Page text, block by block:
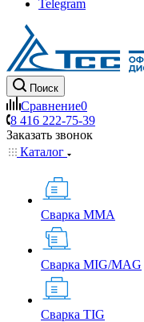
Telegram
Поиск
Сравнение0
8 416 222-75-39
Заказать звонок
Каталог
Сварка MMA
Сварка MIG/MAG
Сварка TIG